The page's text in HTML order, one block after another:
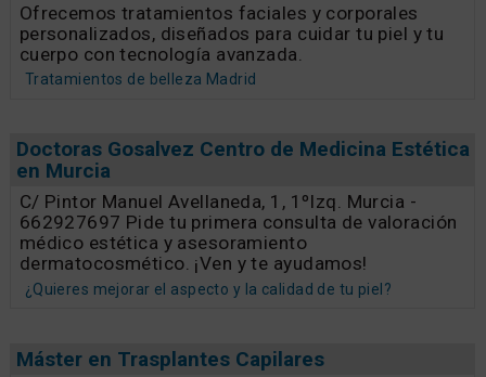
Ofrecemos tratamientos faciales y corporales
personalizados, diseñados para cuidar tu piel y tu
cuerpo con tecnología avanzada.
Tratamientos de belleza Madrid
Doctoras Gosalvez Centro de Medicina Estética
en Murcia
C/ Pintor Manuel Avellaneda, 1, 1ºIzq. Murcia -
662927697 Pide tu primera consulta de valoración
médico estética y asesoramiento
dermatocosmético. ¡Ven y te ayudamos!
¿Quieres mejorar el aspecto y la calidad de tu piel?
Máster en Trasplantes Capilares